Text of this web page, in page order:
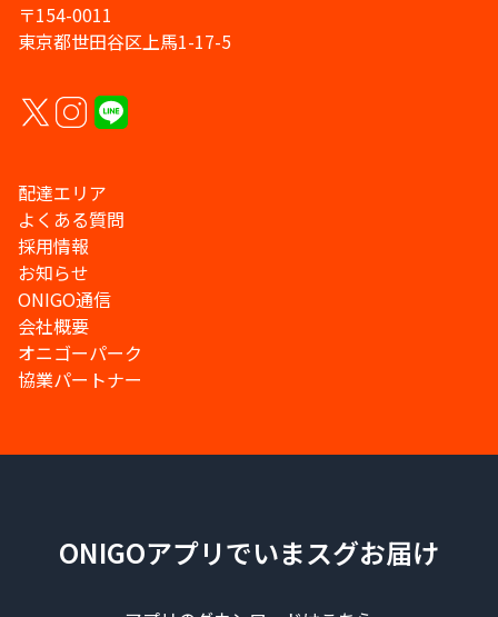
〒154-0011
東京都世田谷区上馬1-17-5
配達エリア
よくある質問
採用情報
お知らせ
ONIGO通信
会社概要
オニゴーパーク
協業パートナー
ONIGOアプリでいまスグお届け